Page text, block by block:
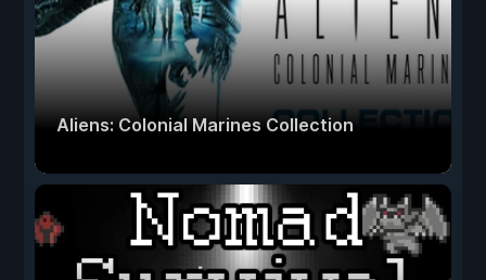
Aliens: Colonial Marines Collection